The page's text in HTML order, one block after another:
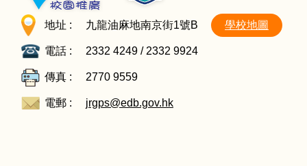
地址 : 九龍油麻地南京街1號B 學校地圖
電話 : 2332 4249 / 2332 9924
傳真 : 2770 9559
電郵 : jrgps@edb.gov.hk